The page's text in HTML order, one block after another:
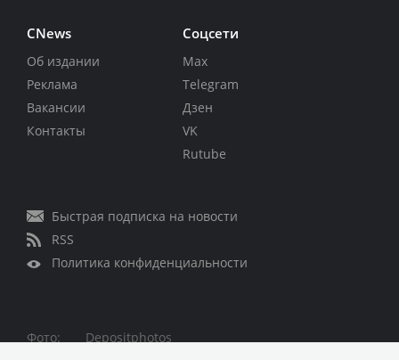
CNews
Об издании
Реклама
Вакансии
Контакты
Соцсети
Max
Telegram
Дзен
VK
Rutube
Быстрая подписка на новости
RSS
Политика конфиденциальности
Фото:
Depositphotos